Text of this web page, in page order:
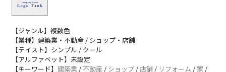
【ジャンル】複数色
【業種】建築業・不動産 / ショップ・店舗
【テイスト】シンプル / クール
【アルファベット】未設定
【キーワード】 建築業 / 不動産 / ショップ / 店舗 / リフォーム / 家 /